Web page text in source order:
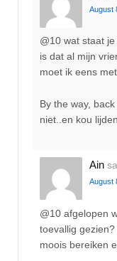
August
@10 wat staat
is dat al mijn
moet ik eens
By the way,
niet..en kou
Ain
August
@10 afgelopen
toevallig
moois bereiken